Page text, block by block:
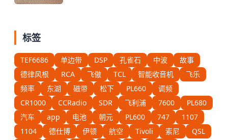
标签
TEF6686 单边带 DSP 孔雀石 中波
故事
德律风根
RCA 飞傲 TCL 智能收音机
飞乐
频率
东湖 磁带 松下 PL660
调频
CR1000
CCRadio SDR 飞利浦 7600
PL680
汽车
app 电池 朝元 PL600 747
1107
1104
德仕博 伊顿 航空 Tivoli 索尼
QSL